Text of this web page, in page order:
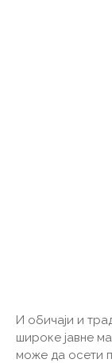
И обичаји и
широке јавне
може да осети